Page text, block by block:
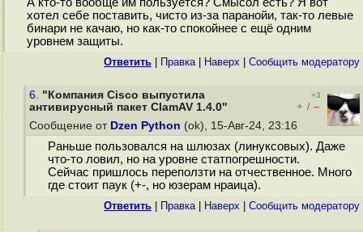
А кто-то вообще им пользуется? Смысол есть? Я вот
хотел себе поставить, чисто из-за паранойи, так-то левые
бинари не качаю, но как-то спокойнее с ещё одним
уровнем защиты.
Ответить Правка| Наверх Cообщить модератору
6. "Компания Cisco выпустила
антивирусный пакет ClamAV 1.4.0"
+3
+ / –
Сообщение от Dzen Python (ok), 15-Авг-24, 23:16
Раньше пользовался на шлюзах (линуксовых). Даже
что-то ловил, но на уровне статпогрешности.
Сейчас пришлось переползти на отчественное. Много
где стоит паук (+-, но юзерам нраица).
Ответить Правка| Наверх Cообщить модератору